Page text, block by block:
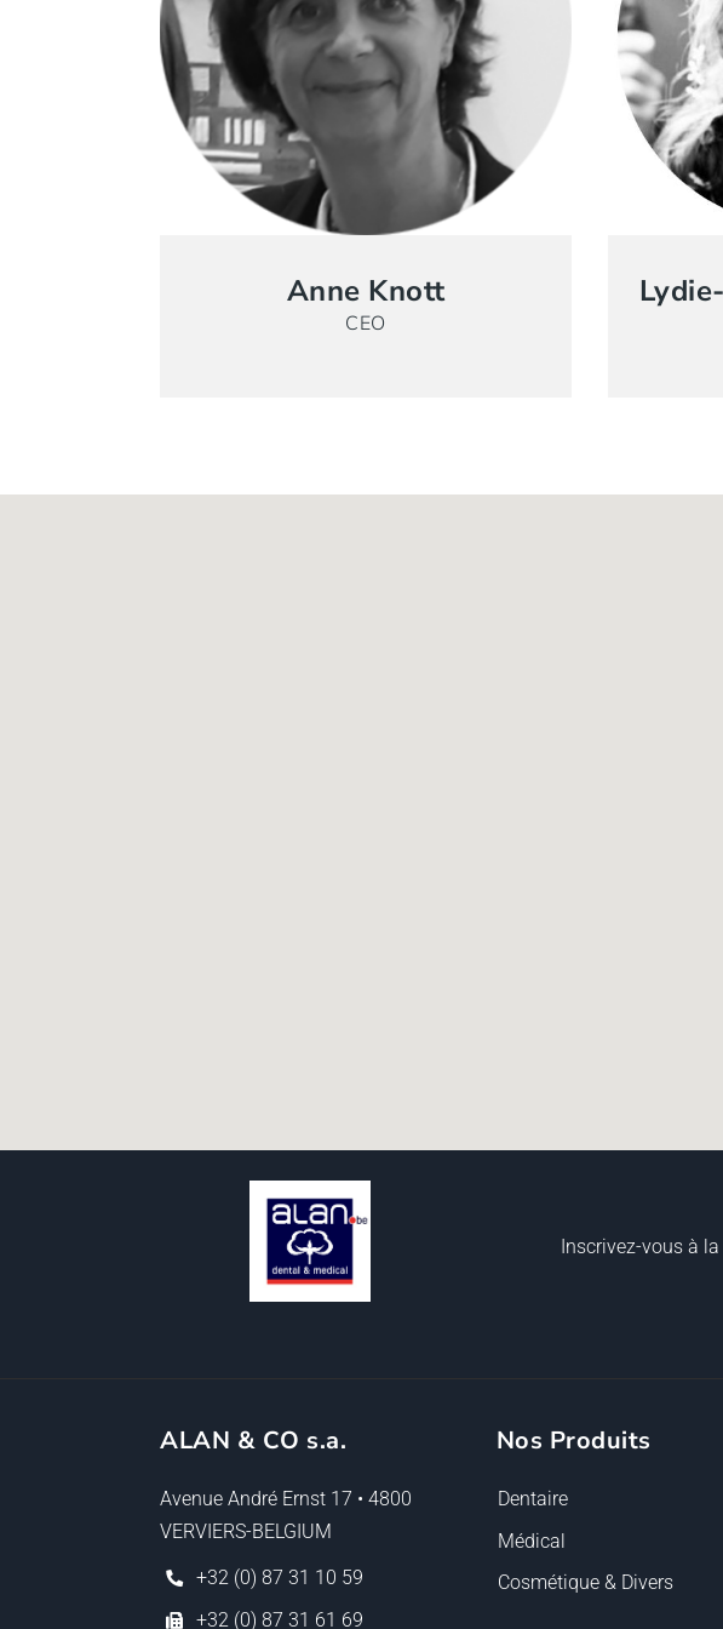
Anne Knott
CEO
Inscrivez-vous à
ALAN & CO s.a.
Avenue André Ernst 17 • 4800
VERVIERS-BELGIUM
+32 (0) 87 31 10 59
+32 (0) 87 31 61 69
Nos Produits
Dentaire
Médical
Cosmétique & Divers